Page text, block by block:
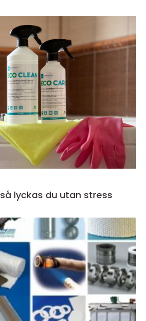
Flyttstäd i luleå så lyckas du utan stress